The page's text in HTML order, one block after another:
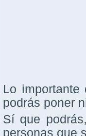
Lo
podrás poner
Sí que
personas que